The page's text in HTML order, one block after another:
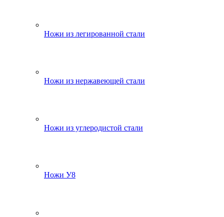
Ножи из легированной стали
Ножи из нержавеющей стали
Ножи из углеродистой стали
Ножи У8